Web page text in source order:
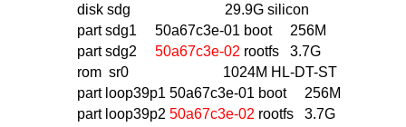
disk sdg 29.9G silicon
part sdg1 50a67c3e-01 boot 256M
part sdg2 50a67c3e-02 rootfs 3.7G
rom sr0 1024M HL-DT-ST
part loop39p1 50a67c3e-01 boot 256M
part loop39p2 50a67c3e-02 rootfs 3.7G